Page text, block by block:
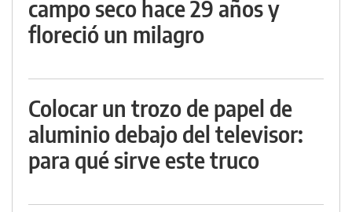
campo seco hace 29 años y
floreció un milagro
Colocar un trozo de papel de
aluminio debajo del televisor:
para qué sirve este truco